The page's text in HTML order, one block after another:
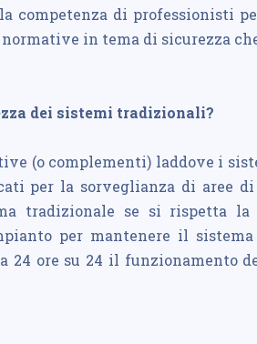
di professionisti
in tema di sicurezza
dei sistemi tradizionali?
(o complementi) laddove i
per la sorveglianza di aree
tradizionale se si rispetta
per mantenere il
ore su 24 il funzionamento